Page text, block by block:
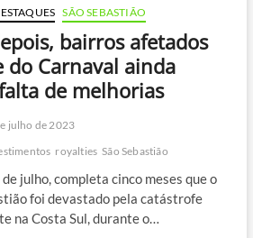
SÃO SEBASTIÃO
bairros afetados
do Carnaval ainda
de melhorias
julho de 2023
royalties São Sebastião
julho, completa cinco meses que o
foi devastado pela catástrofe
na Costa Sul, durante o…